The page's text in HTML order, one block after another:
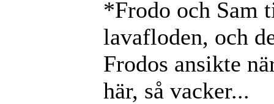
*Frodo och Sam
lavafloden, och
Frodos ansikte
här, så vacker...